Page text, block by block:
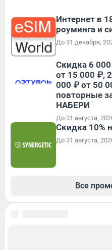
Интернет в
роуминга и
До 31 декабря,
Скидка 6
от 15 000 ₽,
000 ₽ от 50
повторные
НАБЕРИ
До 31 августа,
Скидка 10%
До 31 августа,
Все